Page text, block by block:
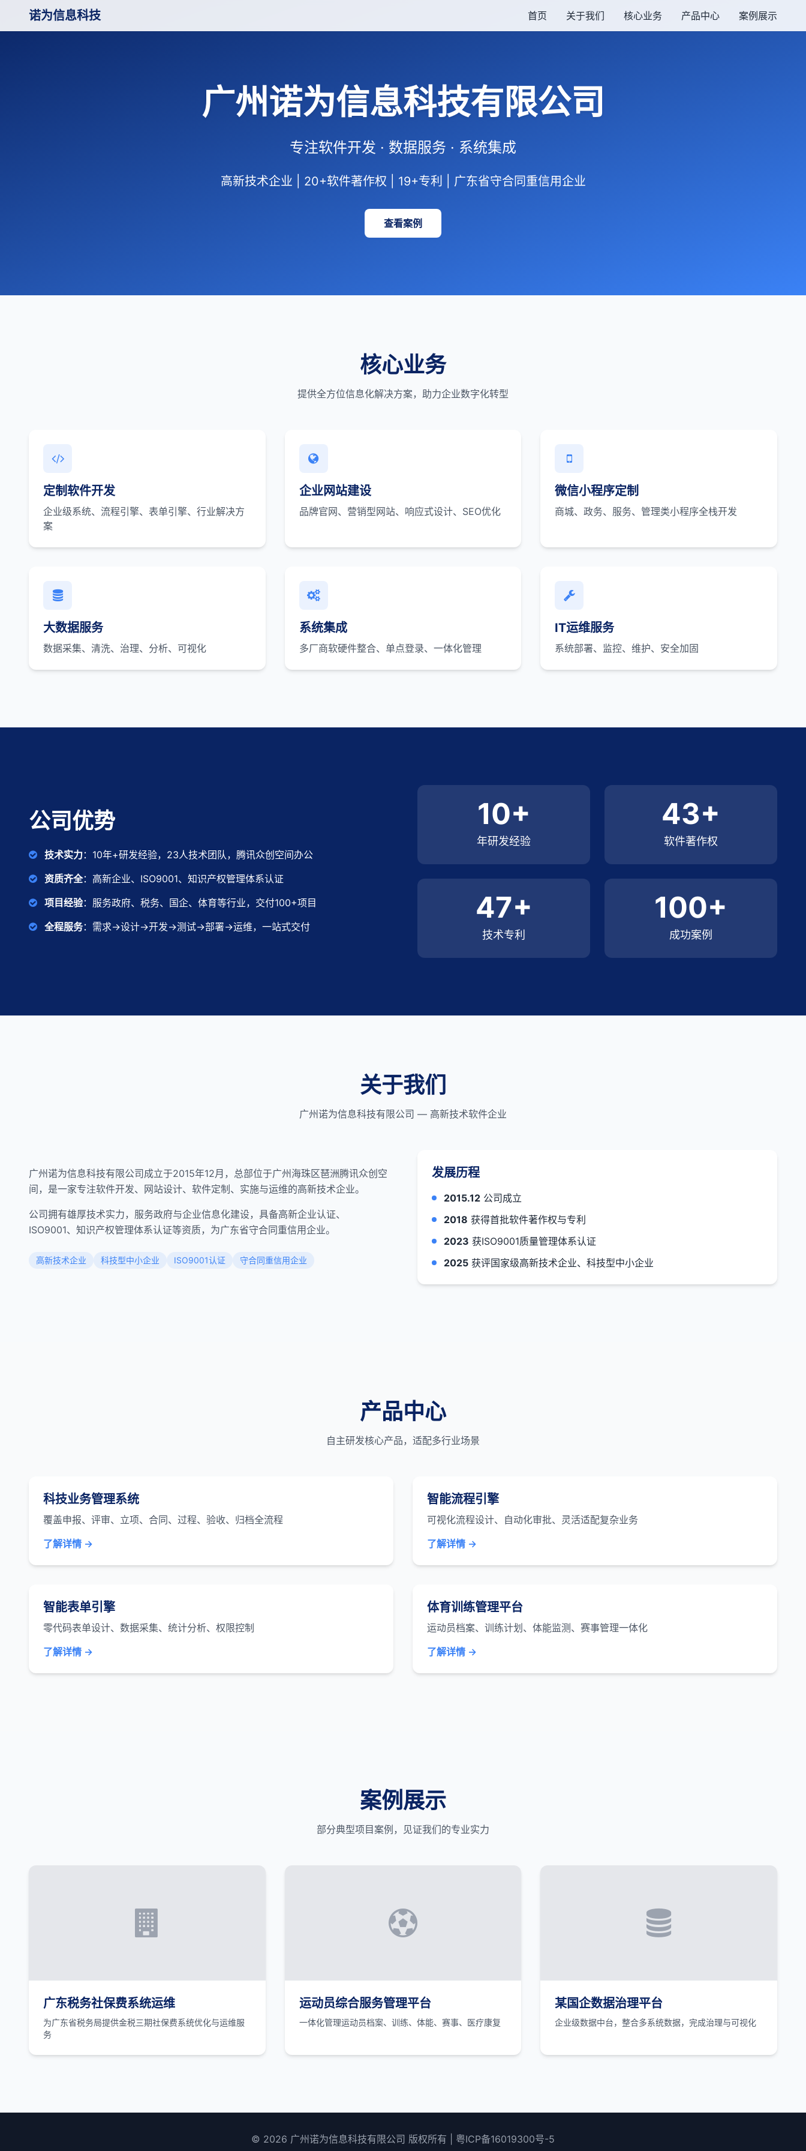
诺为信息科技 首页 关于我们 核心业务 产品中心 案例展示
广州诺为信息科技有限公司
专注软件开发 · 数据服务 · 系统集成
高新技术企业 | 20+软件著作权 | 19+专利 | 广东省守合同重信用企业
查看案例
核心业务
提供全方位信息化解决方案，助力企业数字化转型
定制软件开发
企业级系统、流程引擎、表单引擎、行业解决方
案
企业网站建设
品牌官网、营销型网站、响应式设计、SEO优化
微信小程序定制
商城、政务、服务、管理类小程序全栈开发
大数据服务
数据采集、清洗、治理、分析、可视化
系统集成
多厂商软硬件整合、单点登录、一体化管理
IT运维服务
系统部署、监控、维护、安全加固
公司优势
技术实力：10年+研发经验，23人技术团队，腾讯众创空间办公
资质齐全：高新企业、ISO9001、知识产权管理体系认证
项目经验：服务政府、税务、国企、体育等行业，交付100+项目
全程服务：需求→设计→开发→测试→部署→运维，一站式交付
10+
年研发经验
43+
软件著作权
47+
技术专利
100+
成功案例
关于我们
广州诺为信息科技有限公司 — 高新技术软件企业
广州诺为信息科技有限公司成立于2015年12月，总部位于广州海珠区琶洲腾讯众创空
间，是一家专注软件开发、网站设计、软件定制、实施与运维的高新技术企业。
公司拥有雄厚技术实力，服务政府与企业信息化建设，具备高新企业认证、
ISO9001、知识产权管理体系认证等资质，为广东省守合同重信用企业。
高新技术企业 科技型中小企业 ISO9001认证 守合同重信用企业
发展历程
2015.12 公司成立
2018 获得首批软件著作权与专利
2023 获ISO9001质量管理体系认证
2025 获评国家级高新技术企业、科技型中小企业
产品中心
自主研发核心产品，适配多行业场景
科技业务管理系统
覆盖申报、评审、立项、合同、过程、验收、归档全流程
了解详情 →
智能流程引擎
可视化流程设计、自动化审批、灵活适配复杂业务
了解详情 →
智能表单引擎
零代码表单设计、数据采集、统计分析、权限控制
了解详情 →
体育训练管理平台
运动员档案、训练计划、体能监测、赛事管理一体化
了解详情 →
案例展示
部分典型项目案例，见证我们的专业实力
广东税务社保费系统运维
为广东省税务局提供金税三期社保费系统优化与运维服
务
运动员综合服务管理平台
一体化管理运动员档案、训练、体能、赛事、医疗康复
某国企数据治理平台
企业级数据中台，整合多系统数据，完成治理与可视化
© 2026 广州诺为信息科技有限公司 版权所有 | 粤ICP备16019300号-5